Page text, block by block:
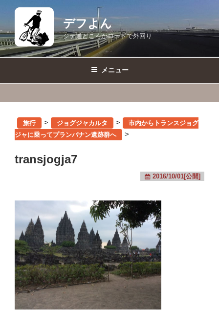
テ
ン
ツ
デフよん
ジテ通どころかロードで外回り
メニュー
旅行 > ジョグジャカルタ >
市内からトランスジョグ
ジャに乗ってプランバナン遺跡群へ
>
transjogja7
2016/10/01[公開]